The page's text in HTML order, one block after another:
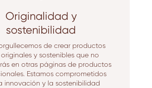
Originalidad y
sostenibilidad
de crear productos
originales y sostenibles que no
en otras páginas de productos
Estamos comprometidos
innovación y la sostenibilidad